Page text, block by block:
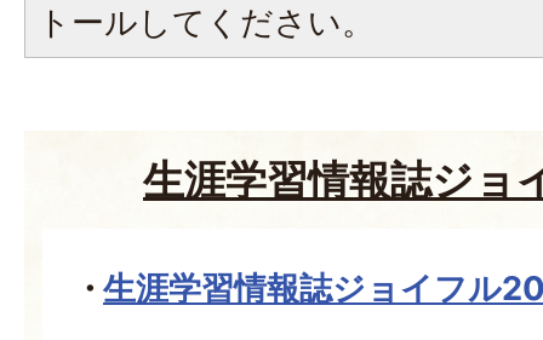
トールしてください。
生涯学習情報誌ジョ
生涯学習情報誌ジョイフル